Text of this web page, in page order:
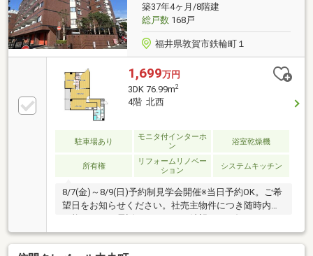
築37年4ヶ月/8階建
総戸数168戸
福井県敦賀市鉄輪町１
1,699万円
3DK 76.99m2
4階 北西
駐車場あり
モニタ付インターホ
ン
浴室乾燥機
所有権
リフォームリノベー
ション
システムキッチン
8/7(金)～8/9(日)予約制見学会開催※当日予約OK。ご希
望日をお知らせください。社売主物件につき随時内覧
さい。【リフォーム内容】クリーニング、鍵交換、雨
漏り点検、設備点検システムキッチン交換、ユニット